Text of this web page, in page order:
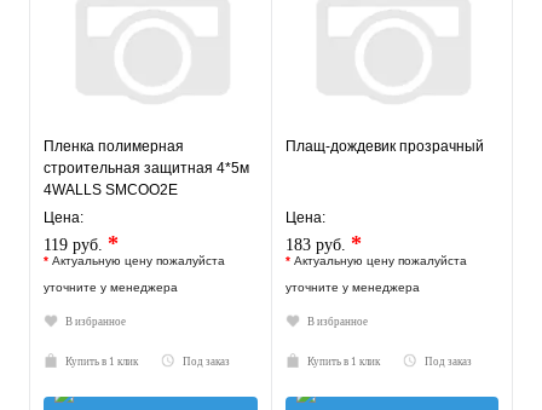
Пленка полимерная
строительная защитная 4*5м
4WALLS SMCOO2E
Цена:
119 руб. *
* Актуальную цену пожалуйста
уточните у менеджера
В избранное
Купить в 1 клик Под заказ
Плащ-дождевик прозрачный
Цена:
183 руб. *
* Актуальную цену пожалуйста
уточните у менеджера
В избранное
Купить в 1 клик Под заказ